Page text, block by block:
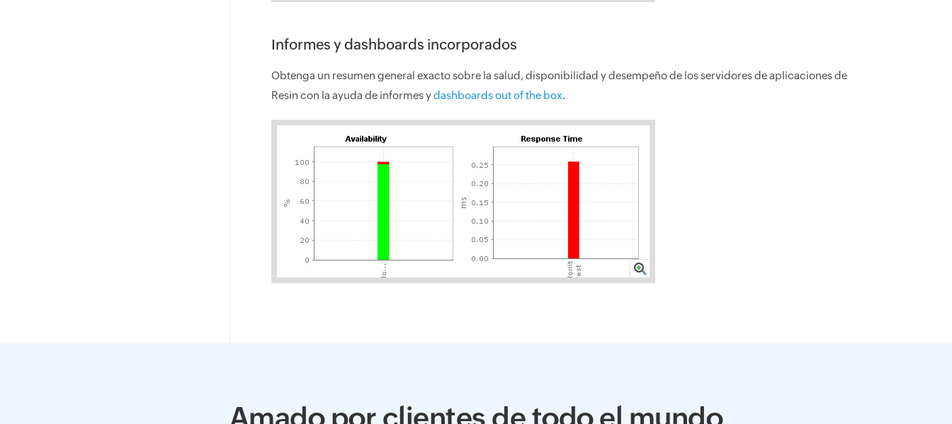
Informes y dashboards incorporados
Obtenga un resumen general exacto sobre la salud, disponibilidad y desempeño de los servidores de aplicaciones de
Resin con la ayuda de informes ydashboards out of the box.